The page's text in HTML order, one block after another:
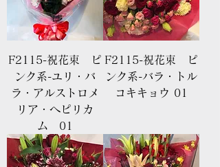
F2115-祝花束 ピ
ンク系-ユリ・バ
ラ・アルストロメ
リア・ヘピリカ
ム 01
F2115-祝花束 ピ
ンク系-バラ・トル
コキキョウ 01